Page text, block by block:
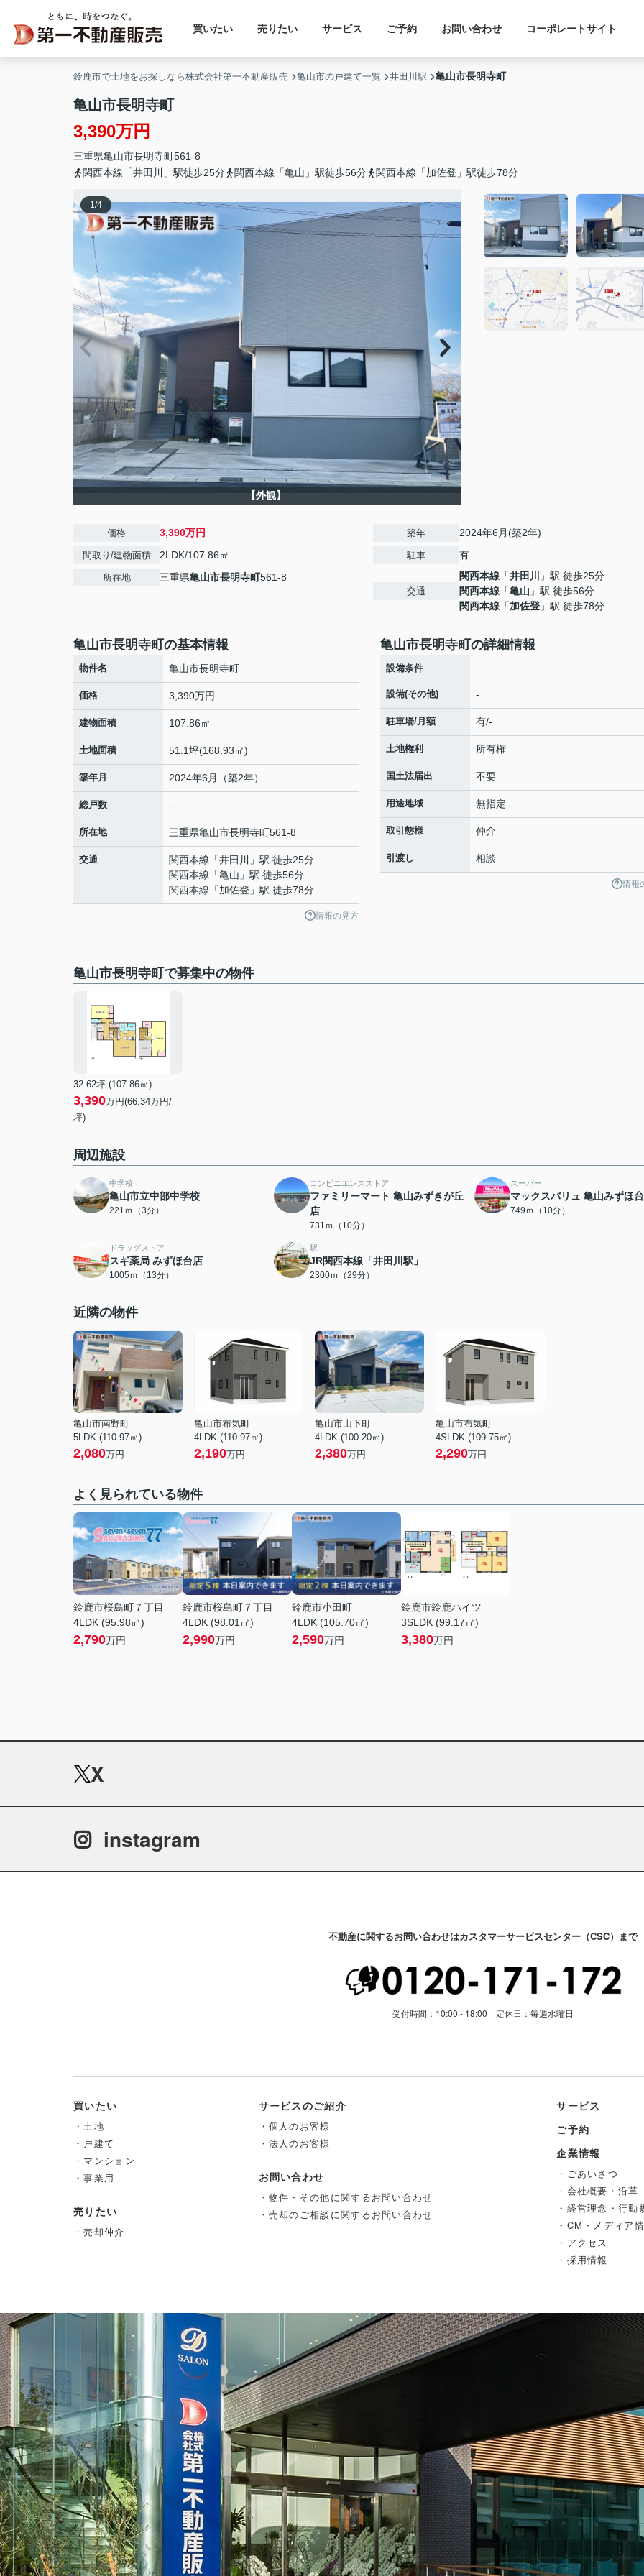
買いたい 売りたい サービス ご予約 お問い合わせ コーポレートサイト
鈴鹿市で土地をお探しなら株式会社第一不動産販売 亀山市の戸建て一覧 井田川駅 亀山市長明寺町
亀山市長明寺町
3,390万円
三重県亀山市長明寺町561-8
関西本線「井田川」駅徒歩25分
関西本線「亀山」駅徒歩56分 関西本線「加佐登」駅徒歩78分
1/4
【外観】
価格 3,390万円
間取り/建物面積 2LDK/107.86㎡
所在地 三重県亀山市長明寺町561-8
築年 2024年6月(築2年)
駐車 有
交通
関西本線 「井田川
」駅 徒歩25分
関西本線 「亀山 」駅 徒歩56分
関西本線 「加佐登 」駅 徒歩78分
亀山市長明寺町の基本情報
物件名 亀山市長明寺町
価格 3,390万円
建物面積 107.86㎡
土地面積 51.1坪(168.93㎡)
築年月 2024年6月（築2年）
総戸数 -
所在地 三重県亀山市長明寺町561-8
交通 関西本線 「井田川
」駅 徒歩25分
関西本線 「亀山 」駅 徒歩56分
関西本線 「加佐登 」駅 徒歩78分
情報の見方
亀山市長明寺町の詳細情報
設備条件
設備(その他) -
駐車場/月額 有/-
土地権利 所有権
国土法届出 不要
用途地域 無指定
取引態様 仲介
引渡し 相談
情報
亀山市長明寺町で募集中の物件
32.62坪 (107.86㎡)
3,390万円(66.34万円/
坪)
周辺施設
中学校
亀山市立中部中学校
221ｍ（3分）
コンビニエンスストア
ファミリーマート 亀山みずきが丘
店
731ｍ（10分）
スーパー
マックスバリュ 亀山みずほ
749ｍ（10分）
ドラッグストア
スギ薬局 みずほ台店
1005ｍ（13分）
駅
JR関西本線「井田川駅」
2300ｍ（29分）
近隣の物件
亀山市南野町
5LDK (110.97㎡)
2,080万円
亀山市布気町
4LDK (110.97㎡)
2,190万円
亀山市山下町
4LDK (100.20㎡)
2,380万円
亀山市布気町
4SLDK (109.75㎡)
2,290万円
よく見られている物件
鈴鹿市桜島町７丁目
4LDK (95.98㎡)
2,790万円
鈴鹿市桜島町７丁目
4LDK (98.01㎡)
2,990万円
鈴鹿市小田町
4LDK (105.70㎡)
2,590万円
鈴鹿市鈴鹿ハイツ
3SLDK (99.17㎡)
3,380万円
X
instagram
不動産に関するお問い合わせはカスタマーサービスセンター（CSC）まで
受付時間：10:00 - 18:00 定休日：毎週水曜日
買いたい
・土地
・戸建て
・マンション
・事業用
売りたい
・売却仲介
サービスのご紹介
・個人のお客様
・法人のお客様
お問い合わせ
・物件・その他に関するお問い合わせ
・売却のご相談に関するお問い合わせ
サービス
ご予約
企業情報
・ごあいさつ
・会社概要・沿革
・経営理念・行動
・CM・メディア
・アクセス
・採用情報